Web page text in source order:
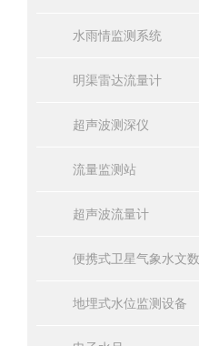
水雨情监测系统
明渠雷达流量计
超声波测深仪
流量监测站
超声波流量计
便携式卫星气象水文
地埋式水位监测设备